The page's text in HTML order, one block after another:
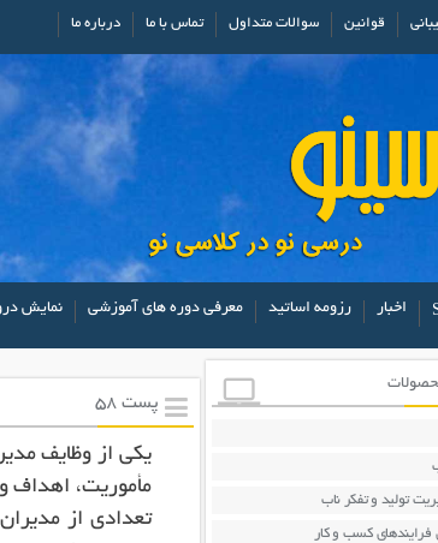
قوانین سوالات متداول تماس با ما درباره ما
اخبار رزومه اساتید معرفی دوره های آموزشی نمایش
تولید و تفکر ناب
فرایندهای کسب و کار
پست 58
یکی از وظایف
مأموریت، اهداف
تعدادی از